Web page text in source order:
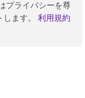
プライバシーを尊
ます。 利用規約